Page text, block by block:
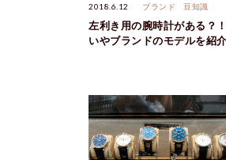
2018.6.12 ブランド 豆知識
左利き用の腕時計がある？
いやブランドのモデルを紹介